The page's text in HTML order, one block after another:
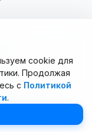
В.В.). Все права
cookie для
Продолжая
с Политикой
.